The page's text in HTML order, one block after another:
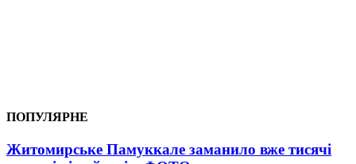
ПОПУЛЯРНЕ
Житомирське Памуккале заманило вже тисячі